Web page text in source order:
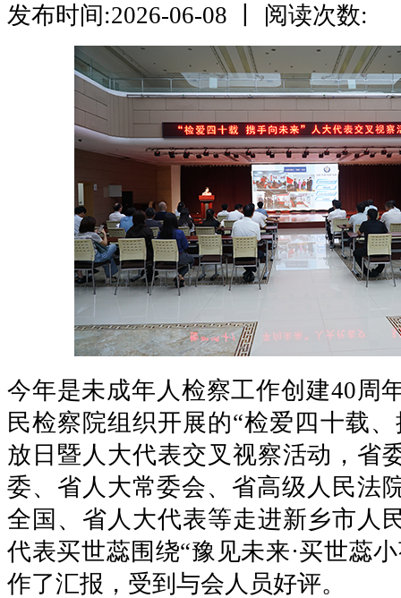
发布时间:2026-06-08 丨 阅读次数:
今年是未成年人检察工作创建40周
民检察院组织开展的“检爱四十载
放日暨人大代表交叉视察活动，省
委、省人大常委会、省高级人民法
全国、省人大代表等走进新乡市人
代表买世蕊围绕“豫见未来·买世蕊
作了汇报，受到与会人员好评。